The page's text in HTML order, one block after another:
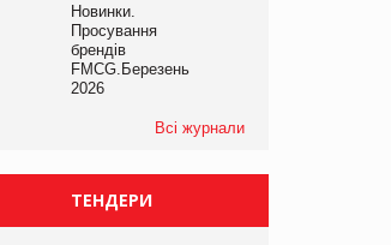
Новинки.
Просування
брендів
FMCG.Березень
2026
Всі журнали
ТЕНДЕРИ